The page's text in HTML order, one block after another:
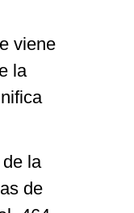
viene
la
la
de